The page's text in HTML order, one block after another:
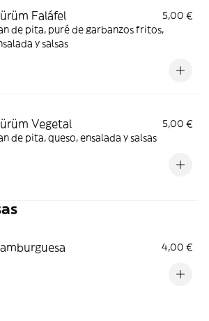
Faláfel
5,00 €
de pita, puré de garbanzos fritos,
y salsas
Vegetal
5,00 €
de pita, queso, ensalada y salsas
4,00 €